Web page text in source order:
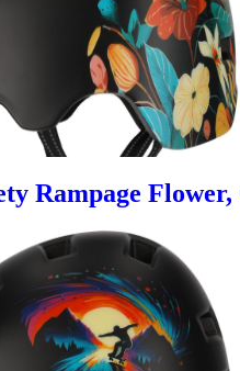
Rampage